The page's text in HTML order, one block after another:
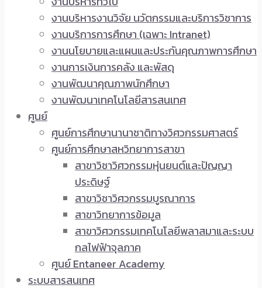
งานบริหารงานวิจัย นวัตกรรมและบริการวิชาการ
งานบริการการศึกษา (เฉพาะ Intranet)
งานนโยบายและแผนและประกันคุณภาพการศึกษา
งานการเงินการคลัง และพัสดุ
งานพัฒนาคุณภาพนักศึกษา
งานพัฒนาเทคโนโลยีสารสนเทศ
ศูนย์
ศูนย์การศึกษานานาชาติทางวิศวกรรมศาสตร์
ศูนย์การศึกษาสหวิทยาการสาขา
สาขาวิชาวิศวกรรมหุ่นยนต์และปัญญา
ประดิษฐ์
สาขาวิชาวิศวกรรมบูรณาการ
สาขาวิทยาการข้อมูล
สาขาวิศวกรรมเทคโนโลยีพลาสมาและระบบ
กลไฟฟ้าจุลภาค
ศูนย์ Entaneer Academy
ระบบสารสนเทศ